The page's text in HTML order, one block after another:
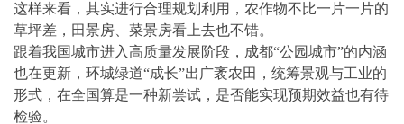
这样来看，其实进行合理规划利用，农作物不比一片一片的
草坪差，田景房、菜景房看上去也不错。
跟着我国城市进入高质量发展阶段，成都“公园城市”的内涵
也在更新，环城绿道“成长”出广袤农田，统筹景观与工业的
形式，在全国算是一种新尝试，是否能实现预期效益也有待
检验。